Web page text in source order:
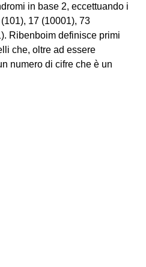
in base 2, eccettuando i
17 (10001), 73
Ribenboim definisce primi
che, oltre ad essere
numero di cifre che è un